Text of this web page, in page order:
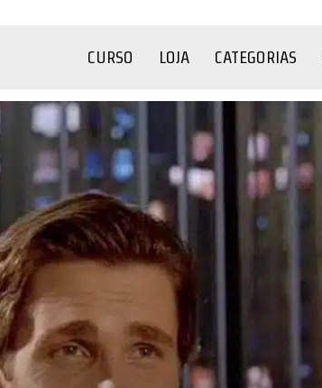
CURSO LOJA CATEGORIAS